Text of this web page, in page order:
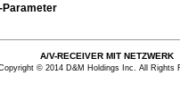
Parameter
A/V-RECEIVER MIT NETZWERK
© 2014 D&M Holdings Inc. All Rights